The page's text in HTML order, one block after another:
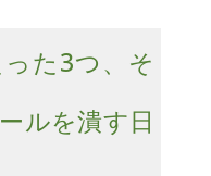
た3つ、そ
ルを潰す日